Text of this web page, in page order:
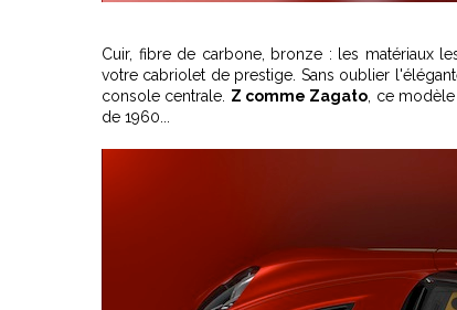
Cuir, fibre de carbone, bronze : les matériaux
votre cabriolet de prestige. Sans oublier
console centrale. Z comme Zagato , ce
de 1960...